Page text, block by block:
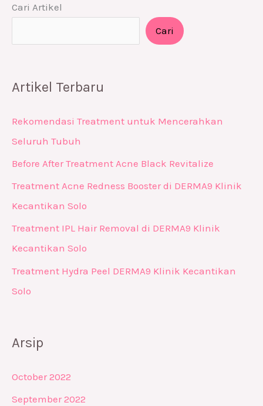
Cari Artikel
Cari
Artikel Terbaru
Rekomendasi Treatment untuk Mencerahkan
Seluruh Tubuh
Before After Treatment Acne Black Revitalize
Treatment Acne Redness Booster di DERMA9 Klinik
Kecantikan Solo
Treatment IPL Hair Removal di DERMA9 Klinik
Kecantikan Solo
Treatment Hydra Peel DERMA9 Klinik Kecantikan
Solo
Arsip
October 2022
September 2022